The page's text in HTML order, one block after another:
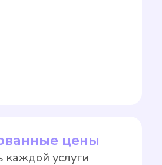
цены
каждой услуги